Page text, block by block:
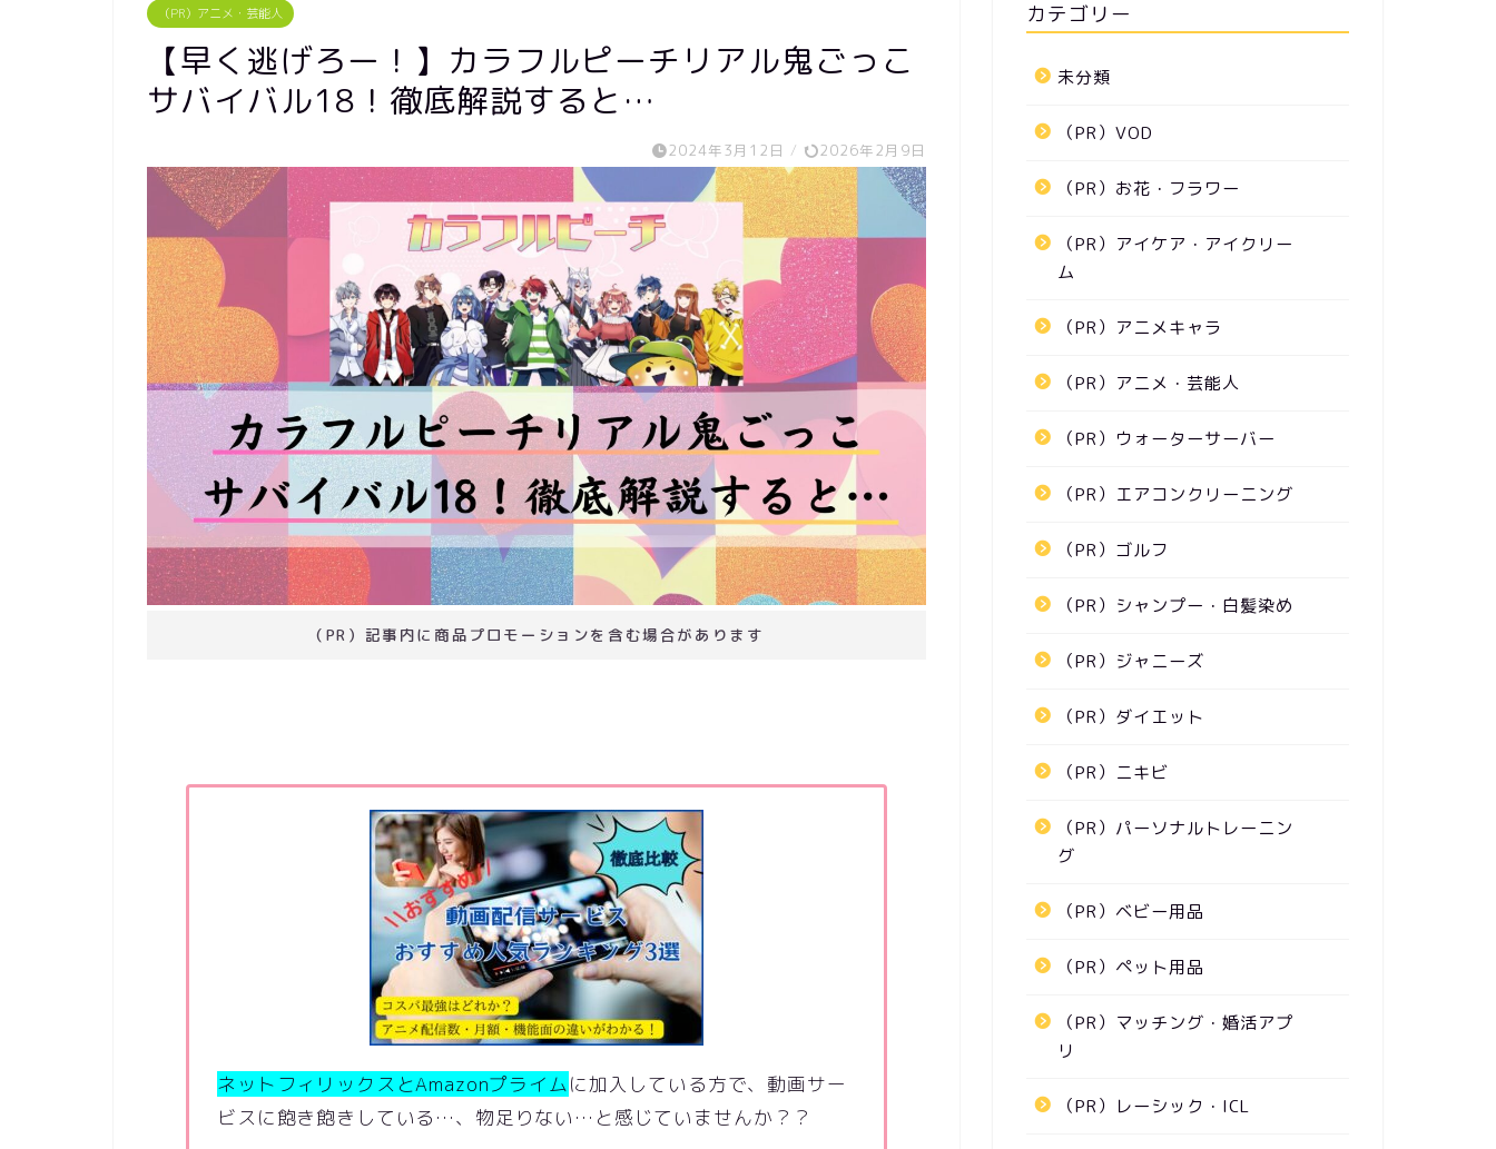
（PR）アニメ・芸能人
【早く逃げろー！】カラフルピーチリアル鬼ごっこ
サバイバル18！徹底解説すると…
2024年3月12日 / 2026年2月9日
（PR）記事内に商品プロモーションを含む場合があります
ネットフィリックスとAmazonプライムに加入している方で、動画サー
ビスに飽き飽きしている…、物足りない…と感じていませんか？？
カテゴリー
未分類
（PR）VOD
（PR）お花・フラワー
（PR）アイケア・アイクリー
ム
（PR）アニメキャラ
（PR）アニメ・芸能人
（PR）ウォーターサーバー
（PR）エアコンクリーニング
（PR）ゴルフ
（PR）シャンプー・白髪染め
（PR）ジャニーズ
（PR）ダイエット
（PR）ニキビ
（PR）パーソナルトレーニン
グ
（PR）ベビー用品
（PR）ペット用品
（PR）マッチング・婚活アプ
リ
（PR）レーシック・ICL